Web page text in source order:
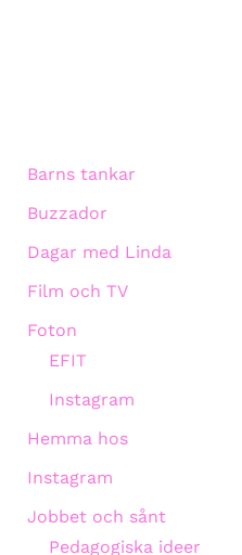
Barns tankar
Buzzador
Dagar med Linda
Film och TV
Foton
EFIT
Instagram
Hemma hos
Instagram
Jobbet och sånt
Pedagogiska ideer